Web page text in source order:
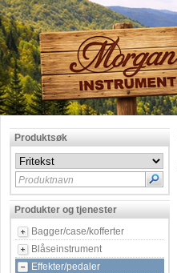
Produktsøk
Produktnavn
Produkter og tjenester
Bagger/case/kofferter
Blåseinstrument
Effekter/pedaler